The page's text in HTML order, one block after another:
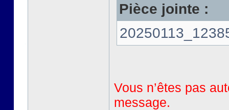
Pièce jointe :
Vous n’êtes pas
message.